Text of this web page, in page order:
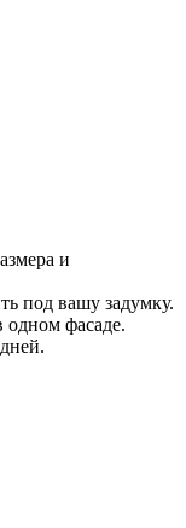
и
под вашу задумку.
одном фасаде.